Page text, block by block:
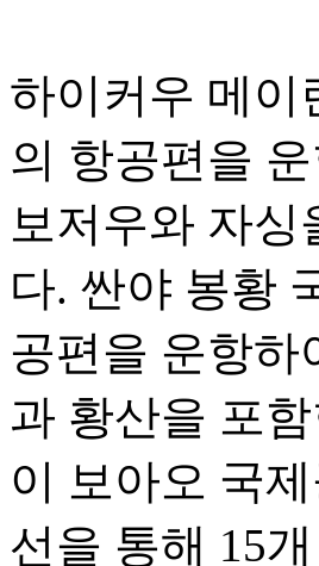
하이커우 메이
의 항공편을
보저우와 자
다. 싼야 봉황
공편을 운항하
과 황산을 포
이 보아오 국
선을 통해 15